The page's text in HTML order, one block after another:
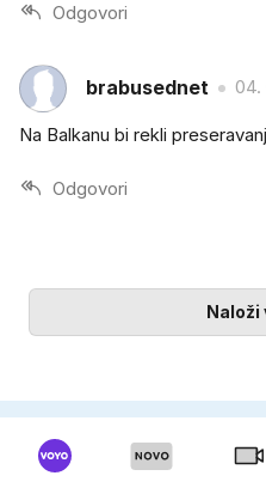
Odgovori
brabusednet 04.
Na Balkanu bi rekli
Odgovori
Naloži